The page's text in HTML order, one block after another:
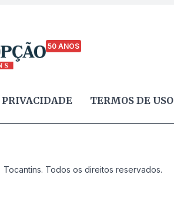
50 ANOS
PRIVACIDADE TERMOS DE USO
Todos os direitos reservados.